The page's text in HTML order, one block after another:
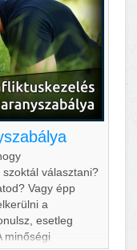
választani?
Vagy épp
a
esetleg
minőségi